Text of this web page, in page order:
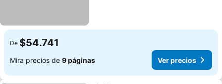
De $54.741
Mira precios de 9 páginas Ver precios